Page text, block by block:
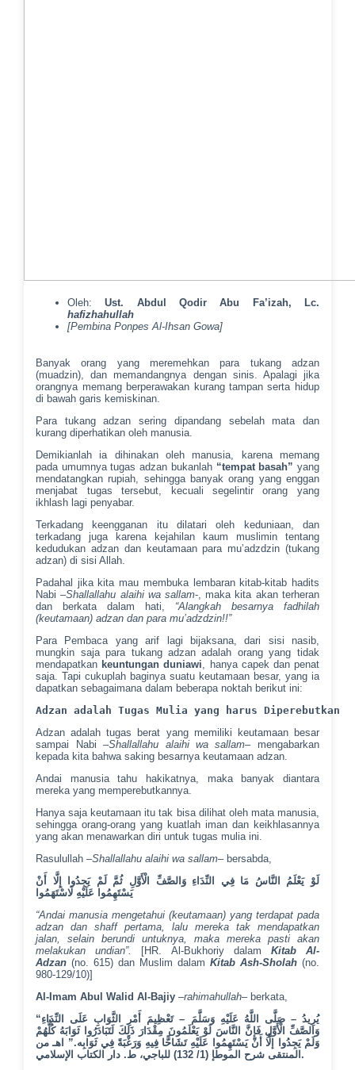
Oleh:Ust. Abdul Qodir Abu Fa’izah, Lc.
hafizhahullah
[Pembina Ponpes Al-Ihsan Gowa]
Banyak orang yang meremehkan para tukang adzan
(muadzin), dan memandangnya dengan sinis. Apalagi jika
orangnya memang berperawakan kurang tampan serta hidup
di bawah garis kemiskinan.
Para tukang adzan sering dipandang sebelah mata dan
kurang diperhatikan oleh manusia.
Demikianlah ia dihinakan oleh manusia, karena memang
pada umumnya tugas adzan bukanlah “tempat basah” yang
mendatangkan rupiah, sehingga banyak orang yang enggan
menjabat tugas tersebut, kecuali segelintir orang yang
ikhlash lagi penyabar.
Terkadang keengganan itu dilatari oleh keduniaan, dan
terkadang juga karena kejahilan kaum muslimin tentang
kedudukan adzan dan keutamaan para mu’adzdzin (tukang
adzan) di sisi Allah.
Padahal jika kita mau membuka lembaran kitab-kitab hadits
Nabi –Shallallahu alaihi wa sallam-, maka kita akan terheran
dan berkata dalam hati, “Alangkah besarnya fadhilah
(keutamaan) adzan dan para mu’adzdzin!!”
Para Pembaca yang arif lagi bijaksana, dari sisi nasib,
mungkin saja para tukang adzan adalah orang yang tidak
mendapatkan keuntungan duniawi, hanya capek dan penat
saja. Tapi cukuplah baginya suatu keutamaan besar, yang ia
dapatkan sebagaimana dalam beberapa noktah berikut ini:
Adzan adalah Tugas Mulia yang harus Diperebutkan
Adzan adalah tugas berat yang memiliki keutamaan besar
sampai Nabi –Shallallahu alaihi wa sallam– mengabarkan
kepada kita bahwa saking besarnya keutamaan adzan.
Andai manusia tahu hakikatnya, maka banyak diantara
mereka yang memperebutkannya.
Hanya saja keutamaan itu tak bisa dilihat oleh mata manusia,
sehingga orang-orang yang kuatlah iman dan keikhlasannya
yang akan menawarkan diri untuk tugas mulia ini.
Rasulullah –Shallallahu alaihi wa sallam– bersabda,
لَوْ يَعْلَمُ النَّاسُ مَا فِي النِّدَاءِ وَالصَّفِّ الْأَوَّلِ ثُمَّ لَمْ يَجِدُوا إِلَّا أَنْ
يَسْتَهِمُوا عَلَيْهِ لَاسْتَهَمُوا
“Andai manusia mengetahui (keutamaan) yang terdapat pada
adzan dan shaff pertama, lalu mereka tak mendapatkan
jalan, selain berundi untuknya, maka mereka pasti akan
melakukan undian”.
[HR. Al-Bukhoriy dalam Kitab Al-
Adzan (no. 615) dan Muslim dalam Kitab Ash-Sholah(no.
980-129/10)]
Al-Imam Abul Walid Al-Bajiy–rahimahullah– berkata,
“يُرِيدُ – صَلَّى اللَّهُ عَلَيْهِ وَسَلَّمَ – تَعْظِيمَ أَمْرِ الثَّوَابِ عَلَى النِّدَاءِ
وَالصَّفِّ الْأَوَّلِ فَإِنَّ النَّاسَ لَوْ يَعْلَمُونَ مِقْدَارَ ذَلِكَ لَتَبَادَرُوا ثَوَابَهُ كُلُّهُمْ
وَلَمْ يَجِدُوا إلَّا أَنْ يَسْتَهِمُوا عَلَيْهِ تَشَاحًّا فِيهِ وَرَغْبَةً فِي ثَوَابِه.” اهـ من
المنتقى شرح الموطإ (1/ 132) للباجي، ط. دار الكتاب الإسلامي.